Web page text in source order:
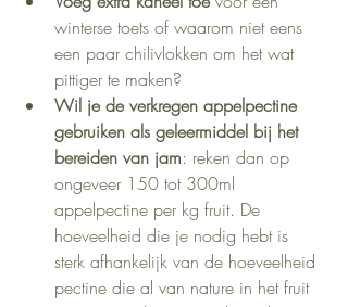
winterse toets of waarom niet eens
een paar chilivlokken om het wat
pittiger te maken?
Wil je de verkregen appelpectine
gebruiken als geleermiddel bij het
bereiden van jam: reken dan op
ongeveer 150 tot 300ml
appelpectine per kg fruit. De
hoeveelheid die je nodig hebt is
sterk afhankelijk van de hoeveelheid
pectine die al van nature in het fruit